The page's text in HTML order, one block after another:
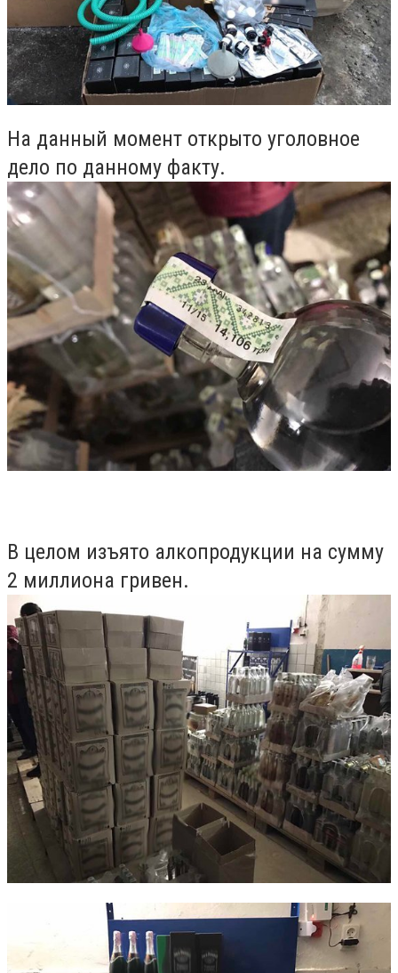
На данный момент открыто уголовное
дело по данному факту.
В целом изъято алкопродукции на сумму
2 миллиона гривен.